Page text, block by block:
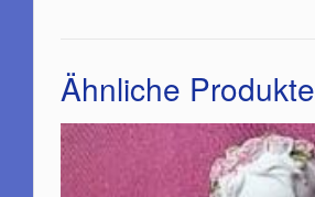
Ähnliche Produkte